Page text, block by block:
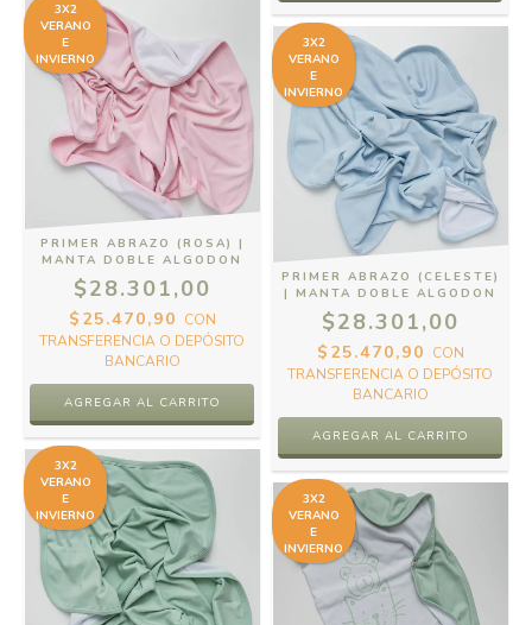
3X2
VERANO
E
INVIERNO
PRIMER ABRAZO (ROSA) |
MANTA DOBLE ALGODON
$28.301,00
$25.470,90 CON
TRANSFERENCIA O DEPÓSITO
BANCARIO
3X2
VERANO
E
INVIERNO
PRIMER ABRAZO (CELESTE)
| MANTA DOBLE ALGODON
$28.301,00
$25.470,90 CON
TRANSFERENCIA O DEPÓSITO
BANCARIO
3X2
VERANO
E
INVIERNO
3X2
VERANO
E
INVIERNO